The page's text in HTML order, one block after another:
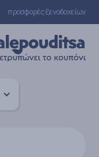
προσφορές ξενοδοχείων